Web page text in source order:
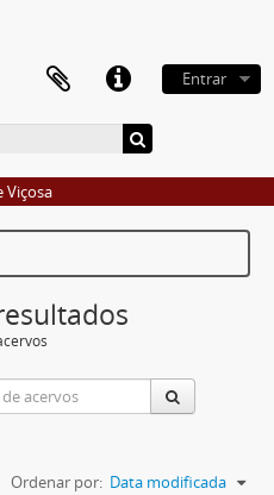
Entrar
Viçosa
Ordenar por: Data modificada